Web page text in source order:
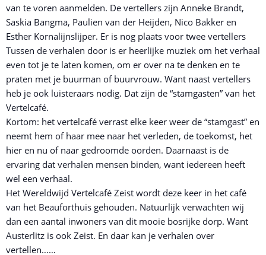
van te voren aanmelden. De vertellers zijn Anneke Brandt,
Saskia Bangma, Paulien van der Heijden, Nico Bakker en
Esther Kornalijnslijper. Er is nog plaats voor twee vertellers
Tussen de verhalen door is er heerlijke muziek om het verhaal
even tot je te laten komen, om er over na te denken en te
praten met je buurman of buurvrouw. Want naast vertellers
heb je ook luisteraars nodig. Dat zijn de “stamgasten” van het
Vertelcafé.
Kortom: het vertelcafé verrast elke keer weer de “stamgast” en
neemt hem of haar mee naar het verleden, de toekomst, het
hier en nu of naar gedroomde oorden. Daarnaast is de
ervaring dat verhalen mensen binden, want iedereen heeft
wel een verhaal.
Het Wereldwijd Vertelcafé Zeist wordt deze keer in het café
van het Beauforthuis gehouden. Natuurlijk verwachten wij
dan een aantal inwoners van dit mooie bosrijke dorp. Want
Austerlitz is ook Zeist. En daar kan je verhalen over
vertellen……